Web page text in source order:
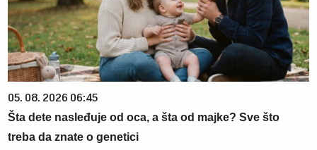
05. 08. 2026 06:45
Šta dete nasleđuje od oca, a šta od majke? Sve što
treba da znate o genetici